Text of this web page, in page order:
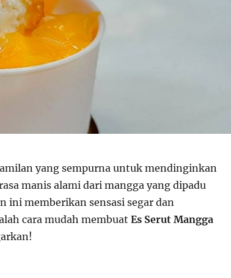
yang sempurna untuk mendinginkan
manis alami dari mangga yang dipadu
ini memberikan sensasi segar dan
cara mudah membuat Es Serut Mangga